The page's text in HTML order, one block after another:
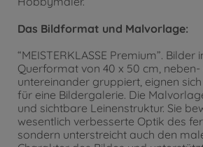
Das Bildformat und Malvorlage:
“MEISTERKLASSE Premium”.
Querformat von 40 x 50 cm,
untereinander gruppiert, eignen
für eine Bildergalerie. Die
und sichtbare Leinenstruktur. Sie
wesentlich verbesserte Optik des
sondern unterstreicht auch den